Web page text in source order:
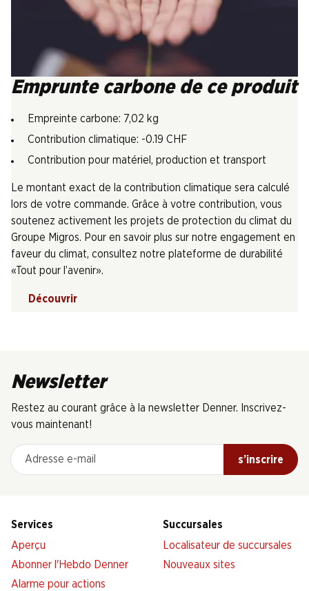
Emprunte carbone de ce produit
Empreinte carbone: 7,02 kg
Contribution climatique: -0.19 CHF
Contribution pour matériel, production et transport
Le montant exact de la contribution climatique sera calculé
lors de votre commande. Grâce à votre contribution, vous
soutenez activement les projets de protection du climat du
Groupe Migros. Pour en savoir plus sur notre engagement en
faveur du climat, consultez notre plateforme de durabilité
«Tout pour l’avenir».
Découvrir
Newsletter
Restez au courant grâce à la newsletter Denner. Inscrivez-
vous maintenant!
Adresse e-mail
s’inscrire
Services
Aperçu
Abonner l'Hebdo Denner
Alarme pour actions
Succursales
Localisateur de succursales
Nouveaux sites